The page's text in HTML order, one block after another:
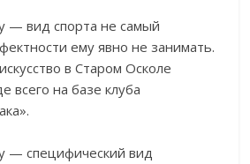
— вид спорта не самый
ему явно не занимать.
в Старом Осколе
всего на базе клуба
— специфический вид